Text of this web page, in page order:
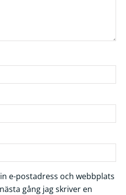
e-postadress och webbplats
gång jag skriver en